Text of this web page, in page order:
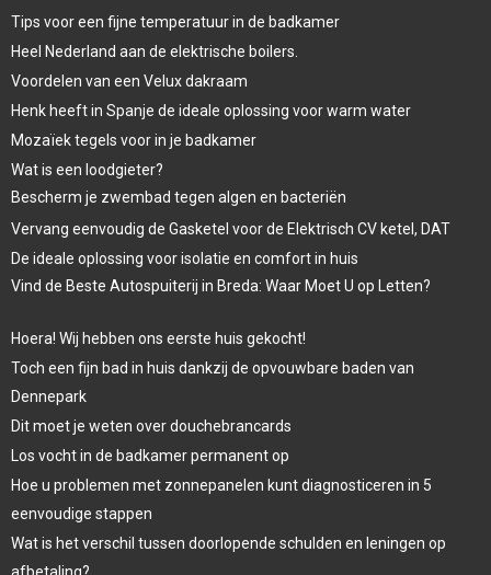
Tips voor een fijne temperatuur in de badkamer
Heel Nederland aan de elektrische boilers.
Voordelen van een Velux dakraam
Henk heeft in Spanje de ideale oplossing voor warm water
Mozaïek tegels voor in je badkamer
Wat is een loodgieter?
Bescherm je zwembad tegen algen en bacteriën
Vervang eenvoudig de Gasketel voor de Elektrisch CV ketel, DAT
De ideale oplossing voor isolatie en comfort in huis
Vind de Beste Autospuiterij in Breda: Waar Moet U op Letten?
Hoera! Wij hebben ons eerste huis gekocht!
Toch een fijn bad in huis dankzij de opvouwbare baden van
Dennepark
Dit moet je weten over douchebrancards
Los vocht in de badkamer permanent op
Hoe u problemen met zonnepanelen kunt diagnosticeren in 5
eenvoudige stappen
Wat is het verschil tussen doorlopende schulden en leningen op
afbetaling?